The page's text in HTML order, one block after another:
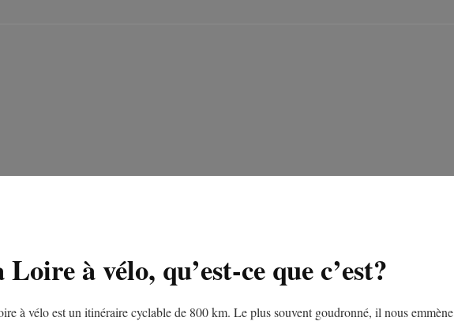
à vélo, qu’est-ce que c’est?
à vélo est un itinéraire cyclable de 800 km. Le plus souvent goudronné, il nous emmène